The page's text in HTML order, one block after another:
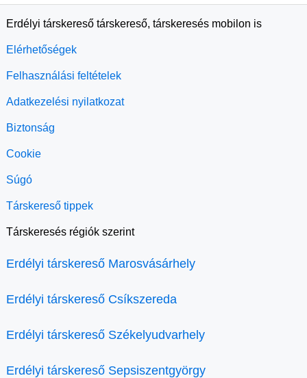
Erdélyi társkereső társkereső, társkeresés mobilon is
Elérhetőségek
Felhasználási feltételek
Adatkezelési nyilatkozat
Biztonság
Cookie
Súgó
Társkereső tippek
Társkeresés régiók szerint
Erdélyi társkereső Marosvásárhely
Erdélyi társkereső Csíkszereda
Erdélyi társkereső Székelyudvarhely
Erdélyi társkereső Sepsiszentgyörgy